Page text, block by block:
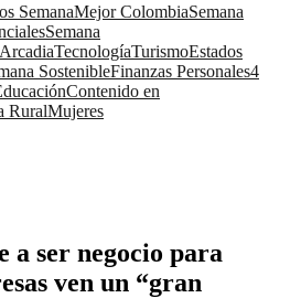
SemanaMejor ColombiaSemana
Semana
ArcadiaTecnologíaTurismoEstados
SostenibleFinanzas Personales4
Contenido en
RuralMujeres
a ser negocio para
ven un “gran